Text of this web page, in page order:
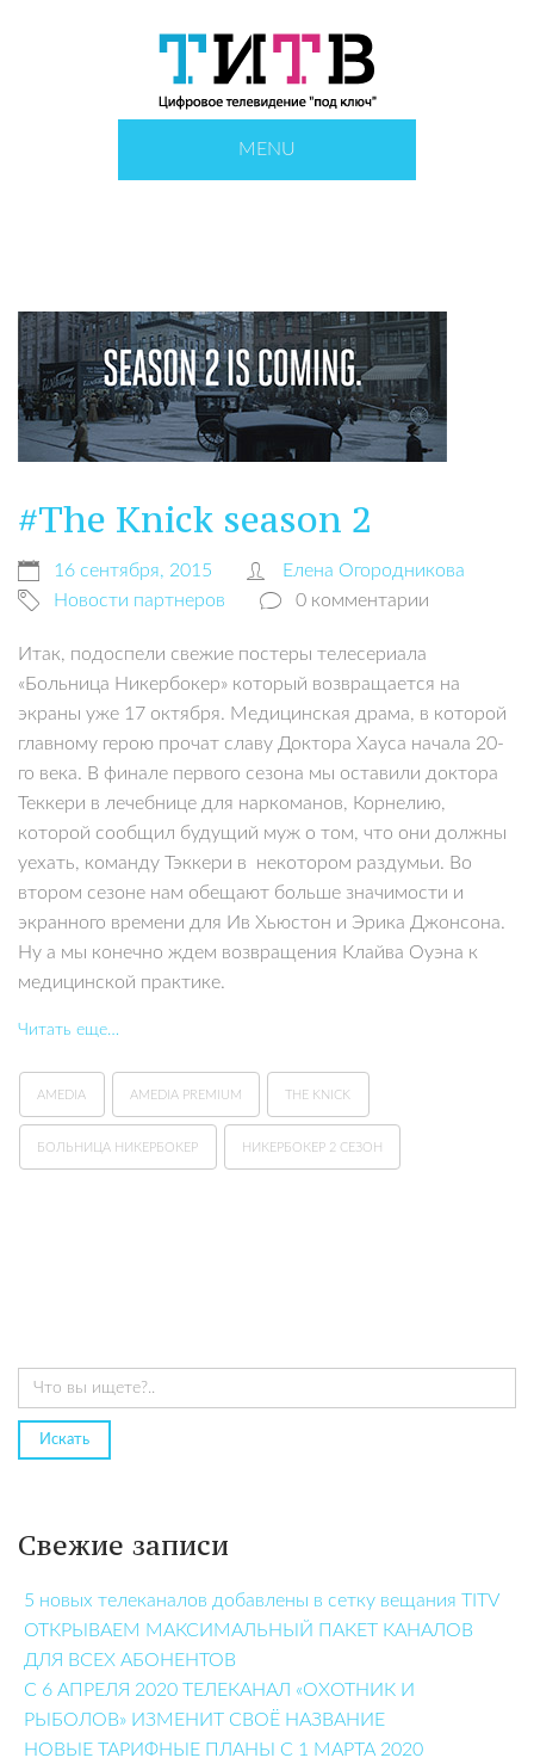
MENU
#The Knick season 2
16 сентября, 2015
Елена Огородникова
Новости партнеров
0 комментарии
Итак, подоспели свежие постеры телесериала
«Больница Никербокер» который возвращается на
экраны уже 17 октября. Медицинская драма, в которой
главному герою прочат славу Доктора Хауса начала 20-
го века. В финале первого сезона мы оставили доктора
Теккери в лечебнице для наркоманов, Корнелию,
которой сообщил будущий муж о том, что они должны
уехать, команду Тэккери в некотором раздумьи. Во
втором сезоне нам обещают больше значимости и
экранного времени для Ив Хьюстон и Эрика Джонсона.
Ну а мы конечно ждем возвращения Клайва Оуэна к
медицинской практике.
Читать еще…
AMEDIA AMEDIA PREMIUM THE KNICK
БОЛЬНИЦА НИКЕРБОКЕР НИКЕРБОКЕР 2 СЕЗОН
Свежие записи
5 новых телеканалов добавлены в сетку вещания TITV
ОТКРЫВАЕМ МАКСИМАЛЬНЫЙ ПАКЕТ КАНАЛОВ
ДЛЯ ВСЕХ АБОНЕНТОВ
С 6 АПРЕЛЯ 2020 ТЕЛЕКАНАЛ «ОХОТНИК И
РЫБОЛОВ» ИЗМЕНИТ СВОЁ НАЗВАНИЕ
НОВЫЕ ТАРИФНЫЕ ПЛАНЫ С 1 МАРТА 2020